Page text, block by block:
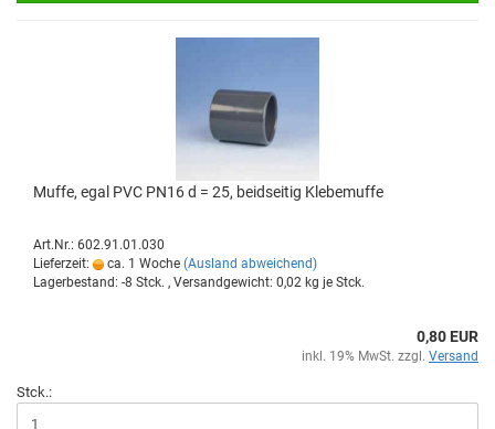
Muffe, egal PVC PN16 d = 25, beid­sei­tig Kle­be­muf­fe
Art.Nr.: 602.91.01.030
Lieferzeit:
ca. 1 Woche (Ausland abweichend)
Lagerbestand: -8 Stck. , Versandgewicht: 0,02 kg je Stck.
0,80 EUR
inkl. 19% MwSt. zzgl. Versand
Stck.: